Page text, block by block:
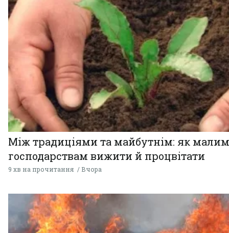
Між традиціями та майбутнім: як малим
господарствам вижити й процвітати
9 хв на прочитання Вчора